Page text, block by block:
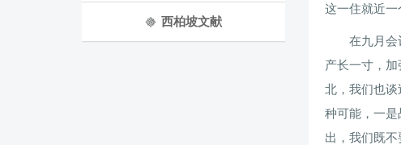
西柏坡文献
这一住就近一
在九月会
产长一寸，
北，我们也
种可能，一
出，我们既